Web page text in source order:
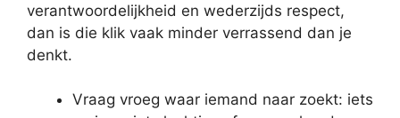
verantwoordelijkheid en wederzijds respect,
dan is die klik vaak minder verrassend dan je
denkt.
Vraag vroeg waar iemand naar zoekt: iets